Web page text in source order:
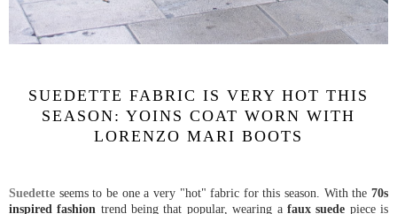
SUEDETTE FABRIC IS VERY HOT THIS
SEASON: YOINS COAT WORN WITH
LORENZO MARI BOOTS
Suedette seems to be one a very "hot" fabric for this season. With the 70s
inspired fashion trend being that popular, wearing a faux suede piece is